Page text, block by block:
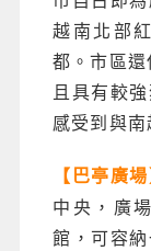
越南北部
都。市區
且具有較
感受到與
【巴亭廣場
中央，廣
館，可容